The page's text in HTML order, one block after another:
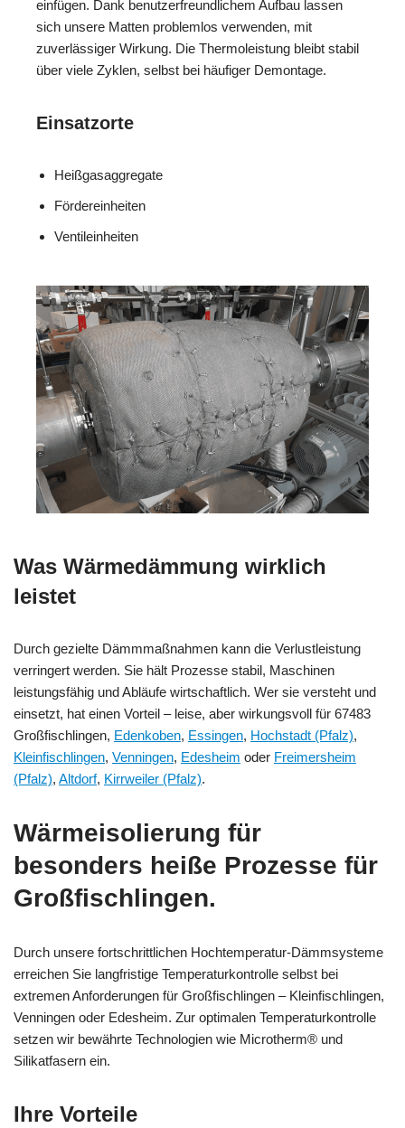
einfügen. Dank benutzerfreundlichem Aufbau lassen
sich unsere Matten problemlos verwenden, mit
zuverlässiger Wirkung. Die Thermoleistung bleibt stabil
über viele Zyklen, selbst bei häufiger Demontage.
Einsatzorte
Heißgasaggregate
Fördereinheiten
Ventileinheiten
Was Wärmedämmung wirklich
leistet
Durch gezielte Dämmmaßnahmen kann die Verlustleistung
verringert werden. Sie hält Prozesse stabil, Maschinen
leistungsfähig und Abläufe wirtschaftlich. Wer sie versteht und
einsetzt, hat einen Vorteil – leise, aber wirkungsvoll für 67483
Großfischlingen, Edenkoben, Essingen, Hochstadt (Pfalz),
Kleinfischlingen, Venningen, Edesheim oder Freimersheim
(Pfalz), Altdorf, Kirrweiler (Pfalz).
Wärmeisolierung für
besonders heiße Prozesse für
Großfischlingen.
Durch unsere fortschrittlichen Hochtemperatur-Dämmsysteme
erreichen Sie langfristige Temperaturkontrolle selbst bei
extremen Anforderungen für Großfischlingen – Kleinfischlingen,
Venningen oder Edesheim. Zur optimalen Temperaturkontrolle
setzen wir bewährte Technologien wie Microtherm® und
Silikatfasern ein.
Ihre Vorteile